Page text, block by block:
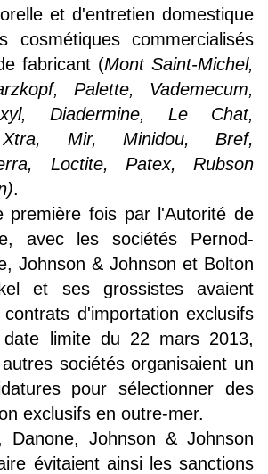
et d'entretien domestique
cosmétiques commercialisés
fabricant (Mont Saint-Michel,
Palette, Vademecum,
Diadermine, Le Chat,
Xtra, Mir, Minidou, Bref,
Loctite, Patex, Rubson
.
première fois par l'Autorité de
avec les sociétés Pernod-
Johnson & Johnson et Bolton
et ses grossistes avaient
d'importation exclusifs
limite du 22 mars 2013,
sociétés organisaient un
pour sélectionner des
exclusifs en outre-mer.
Danone, Johnson & Johnson
évitaient ainsi les sanctions